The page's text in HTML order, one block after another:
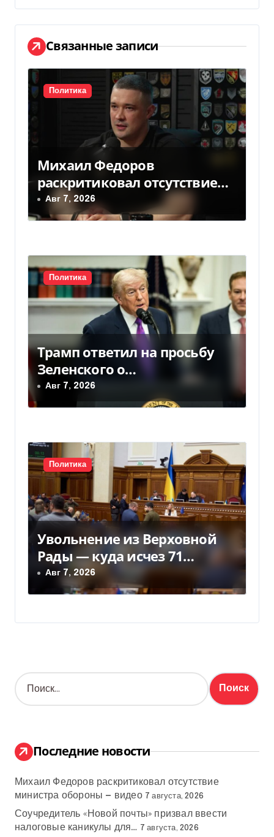
а
ц
и
я
о
з
а
п
и
с
я
м
Связанные записи
Политика
Михаил Федоров
раскритиковал отсутствие
министра обороны — видео
Авг 7, 2026
Политика
Трамп ответил на просьбу
Зеленского о
предоставлении Украине
ракет Patriot (видео)
Авг 7, 2026
Политика
Увольнение из Верховной
Рады — куда исчез 71
народный депутат за семь
лет
Авг 7, 2026
Н
а
:
Последние новости
Михаил Федоров раскритиковал отсутствие
министра обороны — видео 7 августа, 2026
Соучредитель «Новой почты» призвал ввести
налоговые каникулы для… 7 августа, 2026